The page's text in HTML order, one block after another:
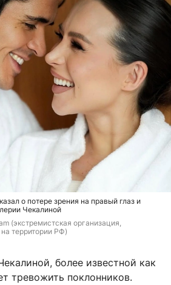
о потере зрения на правый глаз и
Чекалиной
(экстремистская организация,
территории РФ)
более известной как
тревожить поклонников.